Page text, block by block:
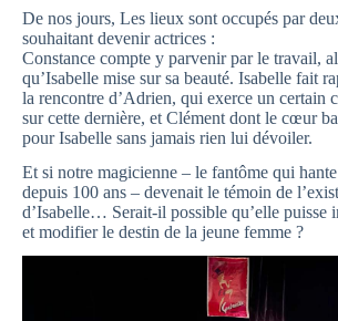
De nos jours, Les lieux sont occupés par
souhaitant devenir actrices :
Constance compte y parvenir par le travail,
qu’Isabelle mise sur sa beauté. Isabelle fait
la rencontre d’Adrien, qui exerce un certain
sur cette dernière, et Clément dont le cœur
pour Isabelle sans jamais rien lui dévoiler.
Et si notre magicienne – le fantôme qui
depuis 100 ans – devenait le témoin de
d’Isabelle… Serait-il possible qu’elle puisse
et modifier le destin de la jeune femme ?